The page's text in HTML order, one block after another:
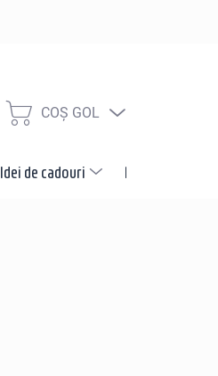
COŞ
COŞ GOL
Idei de cadouri Promotii